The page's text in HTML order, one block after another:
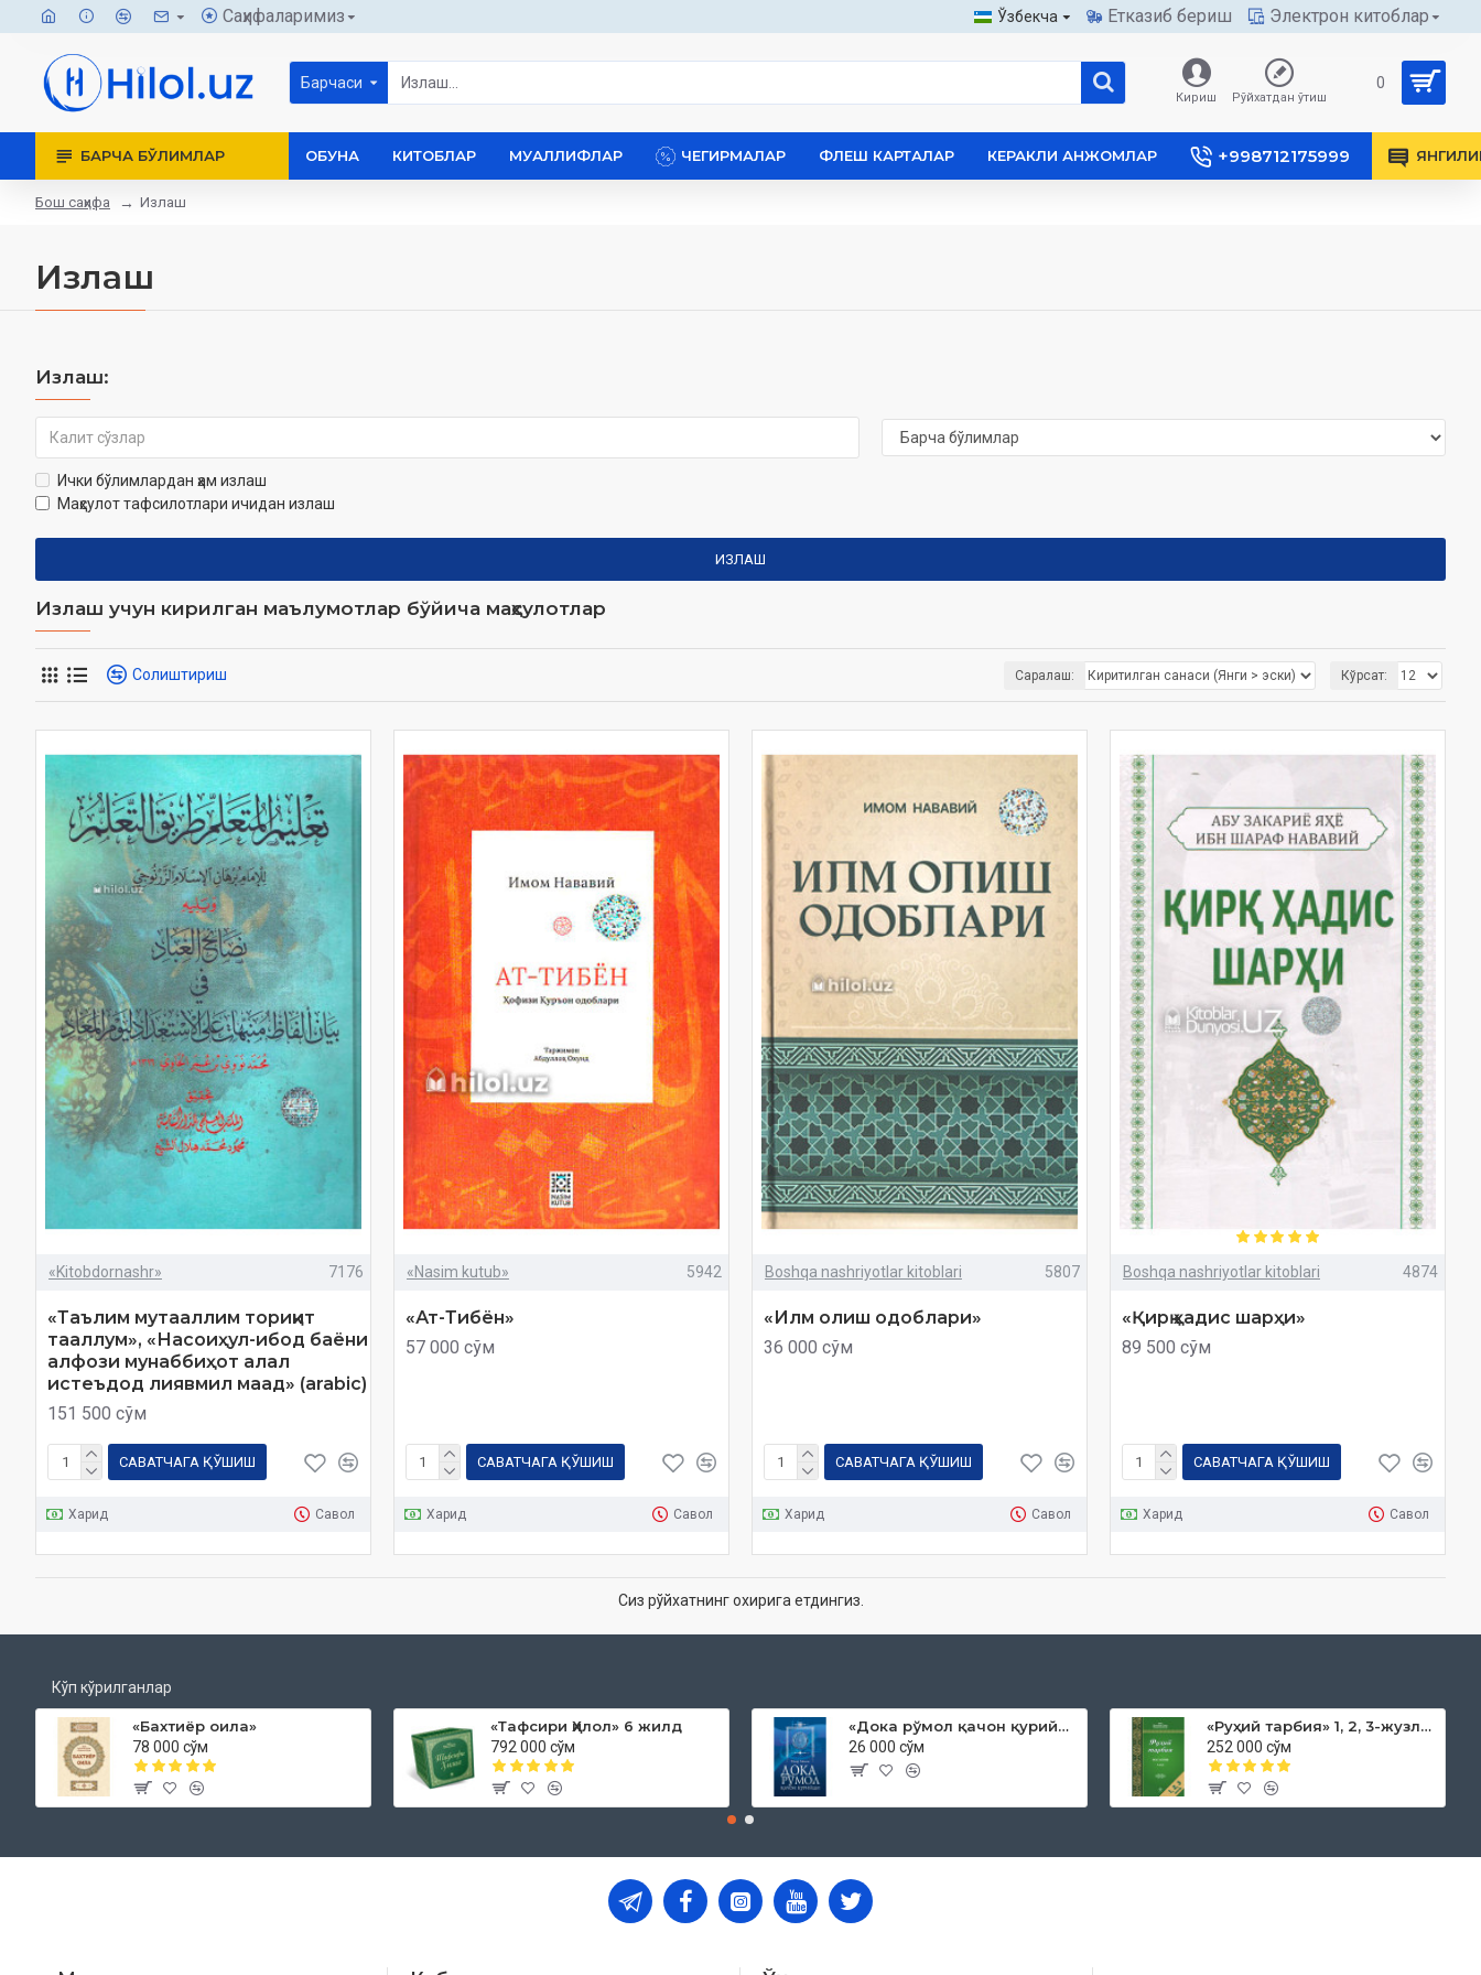
Саҳифаларимиз Ўзбекча Етказиб бериш Электрон китоблар
Барчаси
Кириш Рўйхатдан ўтиш
0
БАРЧА БЎЛИМЛАР ОБУНА КИТОБЛАР МУАЛЛИФЛАР ЧЕГИРМАЛАР ФЛЕШ КАРТАЛАР КЕРАКЛИ АНЖОМЛАР +998712175999
Бош саҳифа Излаш
Излаш
Излаш:
Ички бўлимлардан ҳам излаш
Маҳсулот тафсилотлари ичидан излаш
ИЗЛАШ
Излаш учун кирилган маълумотлар бўйича маҳсулотлар
Солиштириш Саралаш: Кўрсат:
«Kitobdornashr» 7176
«Таълим мутааллим ториқит
тааллум», «Насоиҳул-ибод баёни
алфози мунаббиҳот алал
истеъдод лиявмил маад» (arabic)
151 500 сўм
САВАТЧАГА ҚЎШИШ
Харид Савол
«Nasim kutub» 5942
«Ат-Тибён»
57 000 сўм
САВАТЧАГА ҚЎШИШ
Харид Савол
Boshqa nashriyotlar kitoblari 5807
«Илм олиш одоблари»
36 000 сўм
САВАТЧАГА ҚЎШИШ
Харид Савол
Boshqa nashriyotlar kitoblari 4874
«Қирқ ҳадис шарҳи»
89 500 сўм
САВАТЧАГА ҚЎШИШ
Харид Савол
Сиз рўйхатнинг охирига етдингиз.
Кўп кўрилганлар
«Бахтиёр оила»
78 000 сўм
«Тафсири Ҳилол» 6 жилд
792 000 сўм
«Дока рўмол қачон қурийди»
26 000 сўм
«Руҳий тарбия» 1, 2, 3-жузлар
252 000 сўм